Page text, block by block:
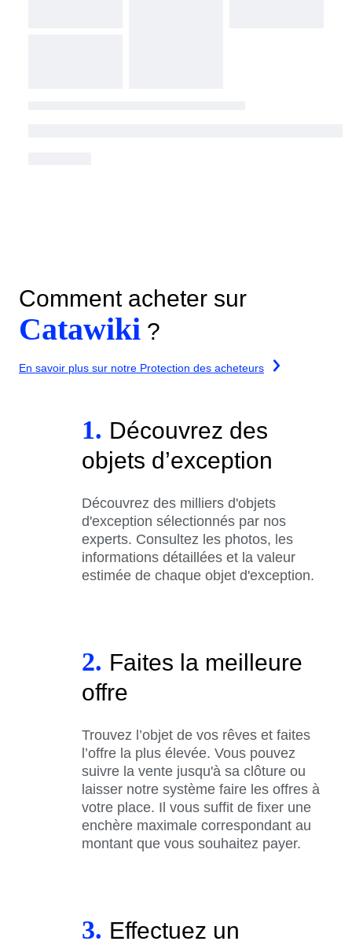
Comment acheter sur
Catawiki ?
En savoir plus sur notre Protection des acheteurs
1. Découvrez des
objets d’exception
Découvrez des milliers d'objets
d'exception sélectionnés par nos
experts. Consultez les photos, les
informations détaillées et la valeur
estimée de chaque objet d'exception.
2. Faites la meilleure
offre
Trouvez l’objet de vos rêves et faites
l’offre la plus élevée. Vous pouvez
suivre la vente jusqu'à sa clôture ou
laisser notre système faire les offres à
votre place. Il vous suffit de fixer une
enchère maximale correspondant au
montant que vous souhaitez payer.
3. Effectuez un